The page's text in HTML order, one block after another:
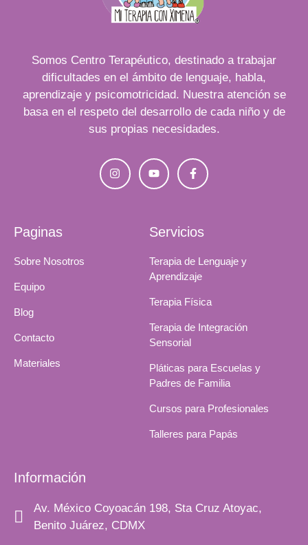
Somos Centro Terapéutico, destinado a trabajar
dificultades en el ámbito de lenguaje, habla,
aprendizaje y psicomotricidad. Nuestra atención se
basa en el respeto del desarrollo de cada niño y de
sus propias necesidades.
Paginas
Sobre Nosotros
Equipo
Blog
Contacto
Materiales
Servicios
Terapia de Lenguaje y
Aprendizaje
Terapia Física
Terapia de Integración
Sensorial
Pláticas para Escuelas y
Padres de Familia
Cursos para Profesionales
Talleres para Papás
Información
Av. México Coyoacán 198, Sta Cruz Atoyac,
Benito Juárez, CDMX